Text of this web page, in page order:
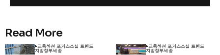
Read More
교육섹션 포커스소셜 트렌드
지방정부세종
교육섹션 포커스소셜 트렌드
지방정부세종